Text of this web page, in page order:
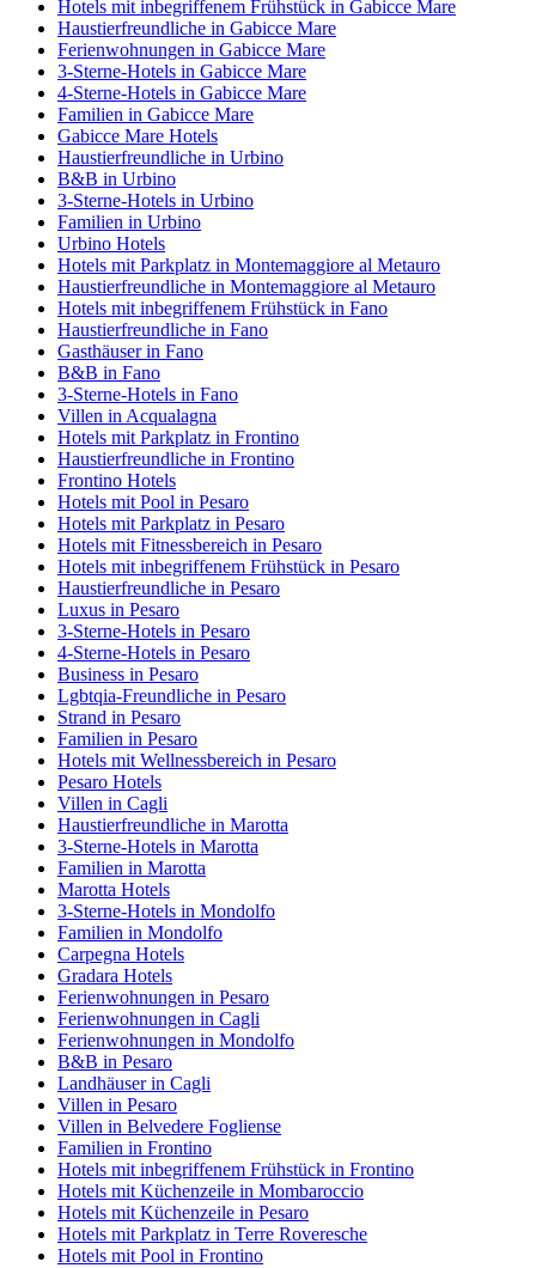
Hotels mit inbegriffenem Frühstück in Gabicce Mare
Haustierfreundliche in Gabicce Mare
Ferienwohnungen in Gabicce Mare
3-Sterne-Hotels in Gabicce Mare
4-Sterne-Hotels in Gabicce Mare
Familien in Gabicce Mare
Gabicce Mare Hotels
Haustierfreundliche in Urbino
B&B in Urbino
3-Sterne-Hotels in Urbino
Familien in Urbino
Urbino Hotels
Hotels mit Parkplatz in Montemaggiore al Metauro
Haustierfreundliche in Montemaggiore al Metauro
Hotels mit inbegriffenem Frühstück in Fano
Haustierfreundliche in Fano
Gasthäuser in Fano
B&B in Fano
3-Sterne-Hotels in Fano
Villen in Acqualagna
Hotels mit Parkplatz in Frontino
Haustierfreundliche in Frontino
Frontino Hotels
Hotels mit Pool in Pesaro
Hotels mit Parkplatz in Pesaro
Hotels mit Fitnessbereich in Pesaro
Hotels mit inbegriffenem Frühstück in Pesaro
Haustierfreundliche in Pesaro
Luxus in Pesaro
3-Sterne-Hotels in Pesaro
4-Sterne-Hotels in Pesaro
Business in Pesaro
Lgbtqia-Freundliche in Pesaro
Strand in Pesaro
Familien in Pesaro
Hotels mit Wellnessbereich in Pesaro
Pesaro Hotels
Villen in Cagli
Haustierfreundliche in Marotta
3-Sterne-Hotels in Marotta
Familien in Marotta
Marotta Hotels
3-Sterne-Hotels in Mondolfo
Familien in Mondolfo
Carpegna Hotels
Gradara Hotels
Ferienwohnungen in Pesaro
Ferienwohnungen in Cagli
Ferienwohnungen in Mondolfo
B&B in Pesaro
Landhäuser in Cagli
Villen in Pesaro
Villen in Belvedere Fogliense
Familien in Frontino
Hotels mit inbegriffenem Frühstück in Frontino
Hotels mit Küchenzeile in Mombaroccio
Hotels mit Küchenzeile in Pesaro
Hotels mit Parkplatz in Terre Roveresche
Hotels mit Pool in Frontino